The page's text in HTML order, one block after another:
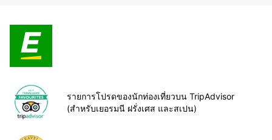
รายการโปรดของนักท่องเที่ยวบน TripAdvisor
(สำหรับเยอรมนี ฝรั่งเศส และสเปน)